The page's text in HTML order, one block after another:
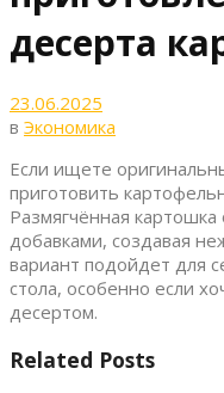
десерта
23.06.2025
в Экономика
Если ищете
приготовить
Размягчённая картошка
добавками, создавая
вариант подойдет для
стола, особенно если
десертом.
Related Posts